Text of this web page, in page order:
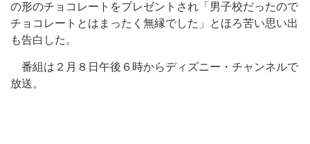
の形のチョコレートをプレゼントされ「男子校だったので
チョコレートとはまったく無縁でした」とほろ苦い思い出
も告白した。
番組は２月８日午後６時からディズニー・チャンネルで
放送。